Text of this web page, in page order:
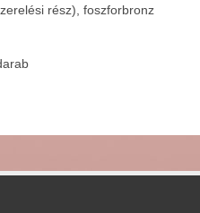
rész), foszforbronz